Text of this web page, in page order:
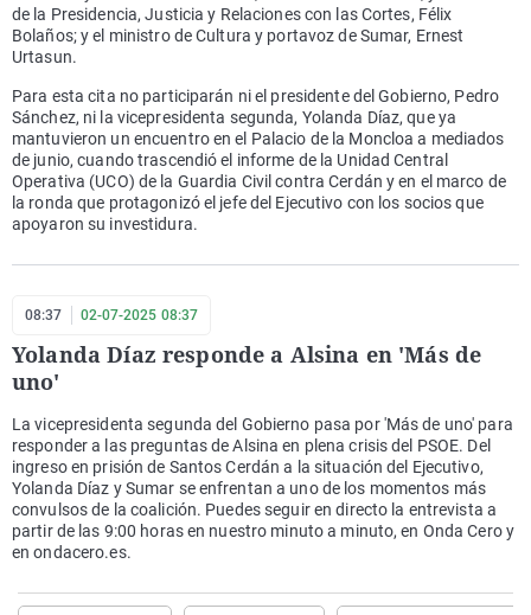
de la Presidencia, Justicia y Relaciones con las Cortes, Félix
Bolaños; y el ministro de Cultura y portavoz de Sumar, Ernest
Urtasun.
Para esta cita no participarán ni el presidente del Gobierno, Pedro
Sánchez, ni la vicepresidenta segunda, Yolanda Díaz, que ya
mantuvieron un encuentro en el Palacio de la Moncloa a mediados
de junio, cuando trascendió el informe de la Unidad Central
Operativa (UCO) de la Guardia Civil contra Cerdán y en el marco de
la ronda que protagonizó el jefe del Ejecutivo con los socios que
apoyaron su investidura.
08:37 02-07-2025 08:37
Yolanda Díaz responde a Alsina en 'Más de
uno'
La vicepresidenta segunda del Gobierno pasa por 'Más de uno' para
responder a las preguntas de Alsina en plena crisis del PSOE. Del
ingreso en prisión de Santos Cerdán a la situación del Ejecutivo,
Yolanda Díaz y Sumar se enfrentan a uno de los momentos más
convulsos de la coalición. Puedes seguir en directo la entrevista a
partir de las 9:00 horas en nuestro minuto a minuto, en Onda Cero y
en ondacero.es.